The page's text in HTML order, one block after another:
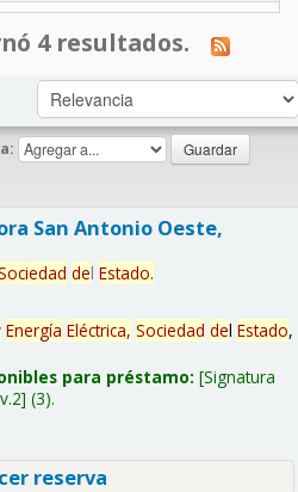
4 resultados.
San Antonio Oeste,
del Estado.
Energía Eléctrica, Sociedad del Estado,
para préstamo: Signatura
(3).
reserva